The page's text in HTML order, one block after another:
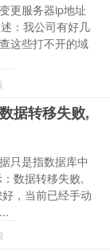
更服务器ip地址
：我公司有好几
这些打不开的域
据转移失败,
只是指数据库中
数据转移失败,
，当前已经手动